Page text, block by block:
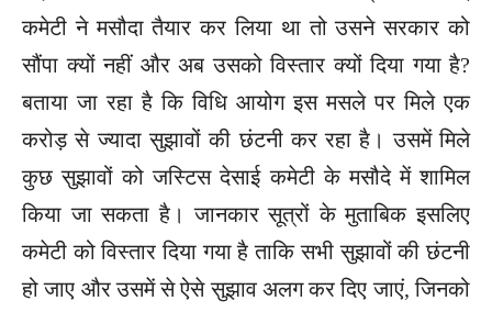
कमेटी ने मसौदा तैयार कर लिया था तो उसने सरकार को
सौंपा क्यों नहीं और अब उसको विस्तार क्यों दिया गया है?
बताया जा रहा है कि विधि आयोग इस मसले पर मिले एक
करोड़ से ज्यादा सुझावों की छंटनी कर रहा है। उसमें मिले
कुछ सुझावों को जस्टिस देसाई कमेटी के मसौदे में शामिल
किया जा सकता है। जानकार सूत्रों के मुताबिक इसलिए
कमेटी को विस्तार दिया गया है ताकि सभी सुझावों की छंटनी
हो जाए और उसमें से ऐसे सुझाव अलग कर दिए जाएं, जिनको